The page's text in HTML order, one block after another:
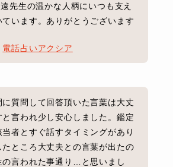
先生の温かな人柄にいつも支え
ています。ありがとうございます
電話占いアクシア
に質問して回答頂いた言葉は大丈
と言われ少し安心しました。鑑定
当者とすぐ話すタイミングがあり
たところ大丈夫との言葉が出たの
の言われた事通り…と思いまし